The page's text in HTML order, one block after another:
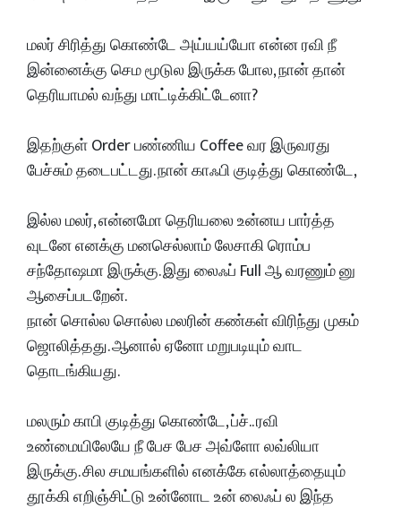
மலர் சிரித்து கொண்டே அய்யய்யோ என்ன ரவி நீ
இன்னைக்கு செம மூடுல இருக்க போல, நான் தான்
தெரியாமல் வந்து மாட்டிக்கிட்டேனா?
இதற்குள் Order பண்ணிய Coffee வர இருவரது
பேச்சும் தடைபட்டது. நான் காஃபி குடித்து கொண்டே,
இல்ல மலர், என்னமோ தெரியலை உன்னய பார்த்த
வுடனே எனக்கு மனசெல்லாம் லேசாகி ரொம்ப
சந்தோஷமா இருக்கு. இது லைஃப் Full ஆ வரணும் னு
ஆசைப்படறேன்.
நான் சொல்ல சொல்ல மலரின் கண்கள் விரிந்து முகம்
ஜொலித்தது. ஆனால் ஏனோ மறுபடியும் வாட
தொடங்கியது.
மலரும் காபி குடித்து கொண்டே, ப்ச்.. ரவி
உண்மையிலேயே நீ பேச பேச அவ்ளோ லவ்லியா
இருக்கு. சில சமயங்களில் எனக்கே எல்லாத்தையும்
தூக்கி எறிஞ்சிட்டு உன்னோட உன் லைஃப் ல இந்த